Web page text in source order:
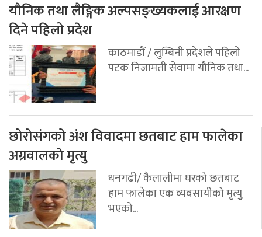
यौनिक तथा लैङ्गिक अल्पसङ्ख्यकलाई आरक्षण
दिने पहिलो प्रदेश
काठमाडौं / लुम्बिनी प्रदेशले पहिलो
पटक निजामती सेवामा यौनिक तथा...
छोरोसंगको अंश विवादमा छतबाट हाम फालेका
अग्रवालको मृत्यु
धनगढी/ कैलालीमा घरको छतबाट
हाम फालेका एक व्यवसायीको मृत्युु
भएको...